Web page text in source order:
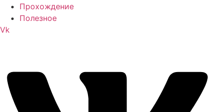
Прохождение
Полезное
Vk